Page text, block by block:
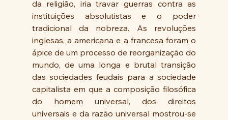
da religião, iria travar guerras contra as
instituições absolutistas e o poder
tradicional da nobreza. As revoluções
inglesas, a americana e a francesa foram o
ápice de um processo de reorganização do
mundo, de uma longa e brutal transição
das sociedades feudais para a sociedade
capitalista em que a composição filosófica
do homem universal, dos direitos
universais e da razão universal mostrou-se